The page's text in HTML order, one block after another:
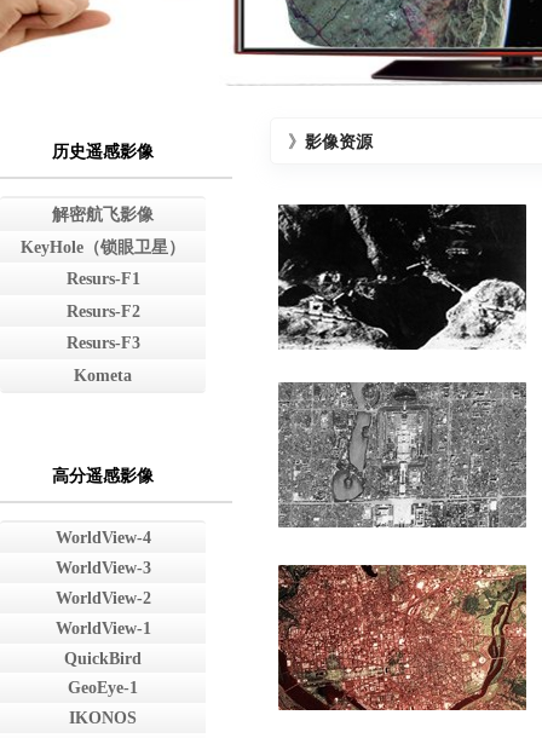
》 影像资源
解密航飞影像
KeyHole（锁眼卫星）
Resurs-F1
Resurs-F2
Resurs-F3
Kometa
历史遥感影像
WorldView-4
WorldView-3
WorldView-2
WorldView-1
QuickBird
GeoEye-1
IKONOS
高分遥感影像